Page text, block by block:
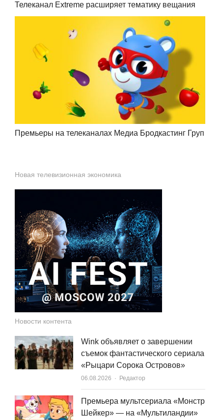
Телеканал Extreme расширяет тематику вещания
Премьеры на телеканалах Медиа Бродкастинг Груп
Новая телевизионная экономика
Новости контента
Wink объявляет о завершении
съемок фантастического сериала
«Рыцари Сорока Островов»
06.08.2026 Author
Редактор
Премьера мультсериала «Монстр
Шейкер» — на «Мультиландии»